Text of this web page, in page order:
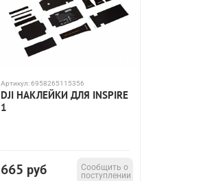
Артикул:6958265115356
DJI НАКЛЕЙКИ ДЛЯ INSPIRE
1
665 руб
Сообщить о
поступлении